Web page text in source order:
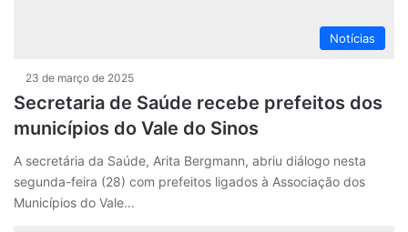
Notícias
23 de março de 2025
Secretaria de Saúde recebe prefeitos dos
municípios do Vale do Sinos
A secretária da Saúde, Arita Bergmann, abriu diálogo nesta
segunda-feira (28) com prefeitos ligados à Associação dos
Municípios do Vale…